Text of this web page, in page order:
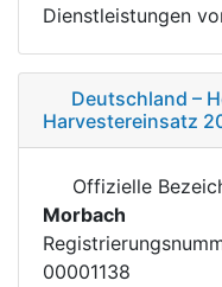
Dienstleistungen
Deutschland –
Harvestereinsatz
Offizielle
Morbach
00001138